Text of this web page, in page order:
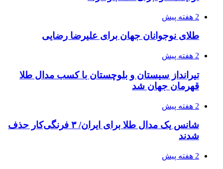
2 هفته پیش
طلای نوجوانان جهان برای علیرضا رضایی
2 هفته پیش
تیرانداز سیستان و بلوچستان با کسب مدال طلا
قهرمان جهان شد
2 هفته پیش
شانس یک مدال طلا برای ایران/ ۳ فرنگی‌کار حذف
شدند
2 هفته پیش